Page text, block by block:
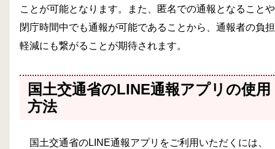
ことが可能となります。また、匿名での通報となることや
閉庁時間中でも通報が可能であることから、通報者の負担
軽減にも繋がることが期待されます。
国土交通省のLINE通報アプリの使用
方法
国土交通省のLINE通報アプリをご利用いただくには、